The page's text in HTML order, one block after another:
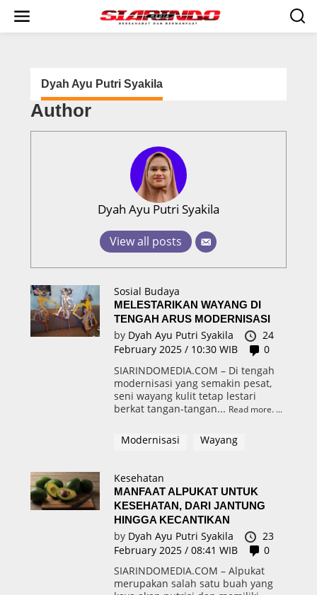
i
Dyah Ayu Putri Syakila
Author
Dyah Ayu Putri Syakila
View all posts
Sosial Budaya
MELESTARIKAN WAYANG DI
TENGAH ARUS MODERNISASI
by Dyah Ayu Putri Syakila
24
February 2025 / 10:30 WIB
0
SIARINDOMEDIA.COM – Di tengah
modernisasi yang semakin pesat,
seni wayang kulit tetap lestari
berkat tangan-tangan... Read more.
Modernisasi Wayang
Kesehatan
MANFAAT ALPUKAT UNTUK
KESEHATAN, DARI JANTUNG
HINGGA KECANTIKAN
by Dyah Ayu Putri Syakila
23
February 2025 / 08:41 WIB
0
SIARINDOMEDIA.COM – Alpukat
merupakan salah satu buah yang